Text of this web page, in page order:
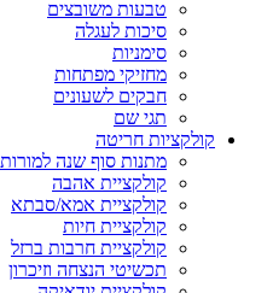
טבעות משובצים
סיכות לעגלה
סימניות
מחזיקי מפתחות
חבקים לשעונים
תגי שם
קולקציות חריטה
מתנות סוף שנה למורות
קולקציית אהבה
קולקציית אמא/סבתא
קולקציית חיות
קולקציית חרבות ברזל
תכשיטי הנצחה וזיכרון